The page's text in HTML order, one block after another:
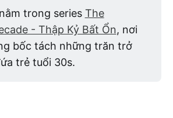
trong series The
- Thập Kỷ Bất Ổn, nơi
bốc tách những trăn trở
trẻ tuổi 30s.